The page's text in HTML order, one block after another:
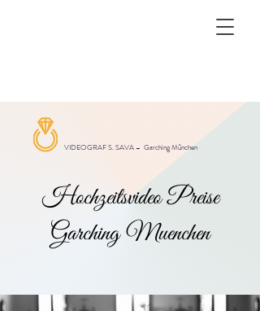
VIDEOGRAF S. SAVA – Garching München
Hochzeitsvideo Preise
Garching Muenchen